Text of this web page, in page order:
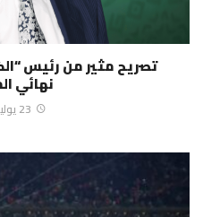
تصريح مثير من رئيس
نهائي
23 يوليوز، 2026